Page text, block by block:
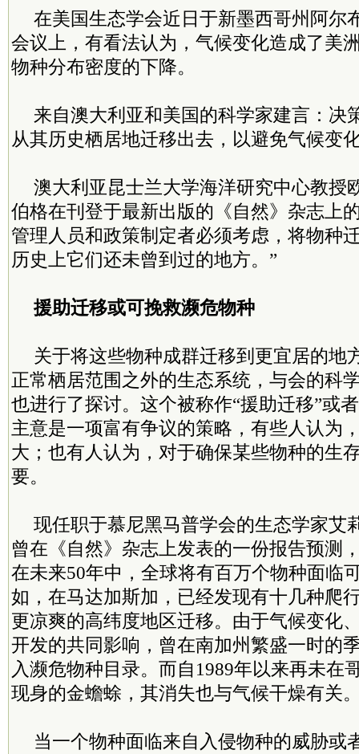
在美国生态学会近日于新墨西哥州阿尔
会议上，有看法认为，气候变化造成了美
物种分布密度的下降。
来自澳大利亚和美国的科学家建言：决
从其历史栖居地迁移出去，以避免气候变
澳大利亚昆士兰大学海洋研究中心教授
伯格在刊登于最新出版的《自然》杂志上
管理人员和政策制定者必须考虑，将物种
历史上它们还未曾到过的地方。”
援助迁移或可挽救濒危物种
关于将这些物种成群迁移到更宜居的地
正常栖居范围之外的生态系统，与会的科
也进行了探讨。这个被称作“援助迁移”或
主意是一项富有争议的策略，有些人认为
大；也有人认为，对于确保某些物种的生
要。
现任职于慕尼黑马普学会的生态学家艾
曾在《自然》杂志上发表的一份报告预测
在未来50年中，全球将有百万个物种面临
如，在马达加斯加，已经发现有十几种爬
更凉爽的高纬度地区迁移。由于气候变化
开发的共同影响，曾在南加州繁盛一时的
入濒危物种目录。而自1989年以来再未在
现身的金蟾蜍，其消失也与气候干燥有关
当一个物种面临来自入侵物种的威胁或